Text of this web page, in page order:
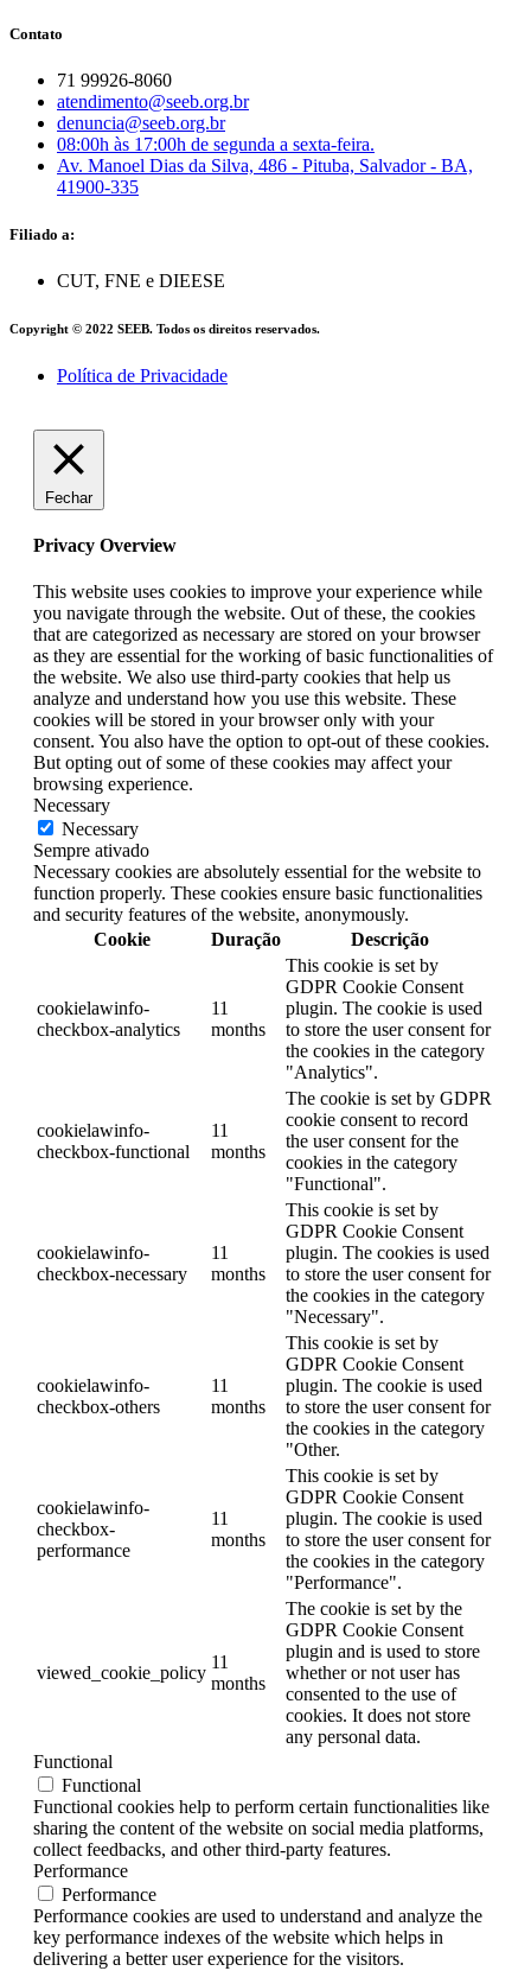
Contato
71 99926-8060
atendimento@seeb.org.br
denuncia@seeb.org.br
08:00h às 17:00h de segunda a sexta-feira.
Av. Manoel Dias da Silva, 486 - Pituba, Salvador - BA,
41900-335
Filiado a:
CUT, FNE e DIEESE
Copyright © 2022 SEEB. Todos os direitos reservados.
Política de Privacidade
Fechar
Privacy Overview
This website uses cookies to improve your experience while
you navigate through the website. Out of these, the cookies
that are categorized as necessary are stored on your browser
as they are essential for the working of basic functionalities of
the website. We also use third-party cookies that help us
analyze and understand how you use this website. These
cookies will be stored in your browser only with your
consent. You also have the option to opt-out of these cookies.
But opting out of some of these cookies may affect your
browsing experience.
Necessary
Necessary
Sempre ativado
Necessary cookies are absolutely essential for the website to
function properly. These cookies ensure basic functionalities
and security features of the website, anonymously.
Cookie
Duração Descrição
cookielawinfo-
checkbox-analytics
11
months
This cookie is set by
GDPR Cookie Consent
plugin. The cookie is used
to store the user consent for
the cookies in the category
"Analytics".
cookielawinfo-
checkbox-functional
11
months
The cookie is set by GDPR
cookie consent to record
the user consent for the
cookies in the category
"Functional".
cookielawinfo-
checkbox-necessary
11
months
This cookie is set by
GDPR Cookie Consent
plugin. The cookies is used
to store the user consent for
the cookies in the category
"Necessary".
cookielawinfo-
checkbox-others
11
months
This cookie is set by
GDPR Cookie Consent
plugin. The cookie is used
to store the user consent for
the cookies in the category
"Other.
cookielawinfo-
checkbox-
performance
11
months
This cookie is set by
GDPR Cookie Consent
plugin. The cookie is used
to store the user consent for
the cookies in the category
"Performance".
viewed_cookie_policy
11
months
The cookie is set by the
GDPR Cookie Consent
plugin and is used to store
whether or not user has
consented to the use of
cookies. It does not store
any personal data.
Functional
Functional
Functional cookies help to perform certain functionalities like
sharing the content of the website on social media platforms,
collect feedbacks, and other third-party features.
Performance
Performance
Performance cookies are used to understand and analyze the
key performance indexes of the website which helps in
delivering a better user experience for the visitors.